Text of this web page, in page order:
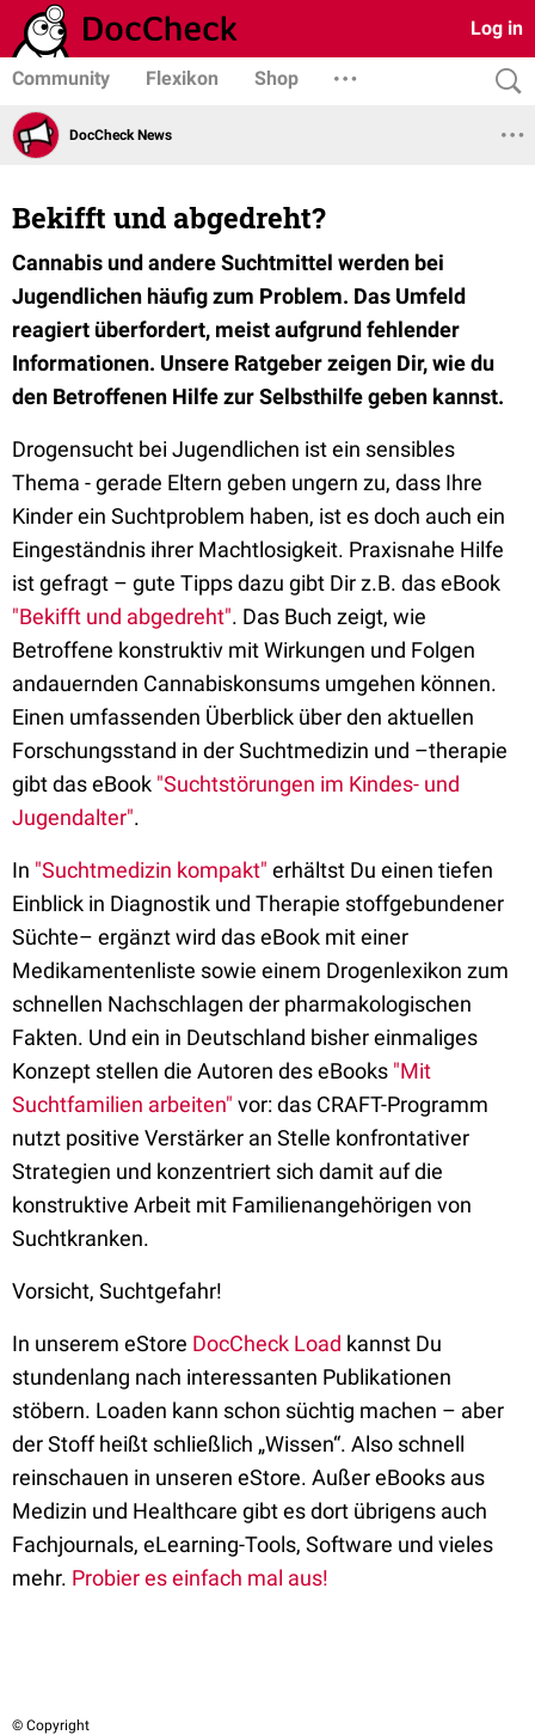
Log in
Community Flexikon Shop
DocCheck News
Bekifft und abgedreht?
Cannabis und andere Suchtmittel werden bei
Jugendlichen häufig zum Problem. Das Umfeld
reagiert überfordert, meist aufgrund fehlender
Informationen. Unsere Ratgeber zeigen Dir, wie du
den Betroffenen Hilfe zur Selbsthilfe geben kannst.
Drogensucht bei Jugendlichen ist ein sensibles
Thema - gerade Eltern geben ungern zu, dass Ihre
Kinder ein Suchtproblem haben, ist es doch auch ein
Eingeständnis ihrer Machtlosigkeit. Praxisnahe Hilfe
ist gefragt – gute Tipps dazu gibt Dir z.B. das eBook
"Bekifft und abgedreht". Das Buch zeigt, wie
Betroffene konstruktiv mit Wirkungen und Folgen
andauernden Cannabiskonsums umgehen können.
Einen umfassenden Überblick über den aktuellen
Forschungsstand in der Suchtmedizin und –therapie
gibt das eBook "Suchtstörungen im Kindes- und
Jugendalter".
In "Suchtmedizin kompakt" erhältst Du einen tiefen
Einblick in Diagnostik und Therapie stoffgebundener
Süchte– ergänzt wird das eBook mit einer
Medikamentenliste sowie einem Drogenlexikon zum
schnellen Nachschlagen der pharmakologischen
Fakten. Und ein in Deutschland bisher einmaliges
Konzept stellen die Autoren des eBooks "Mit
Suchtfamilien arbeiten" vor: das CRAFT-Programm
nutzt positive Verstärker an Stelle konfrontativer
Strategien und konzentriert sich damit auf die
konstruktive Arbeit mit Familienangehörigen von
Suchtkranken.
Vorsicht, Suchtgefahr!
In unserem eStore DocCheck Load kannst Du
stundenlang nach interessanten Publikationen
stöbern. Loaden kann schon süchtig machen – aber
der Stoff heißt schließlich „Wissen“. Also schnell
reinschauen in unseren eStore. Außer eBooks aus
Medizin und Healthcare gibt es dort übrigens auch
Fachjournals, eLearning-Tools, Software und vieles
mehr. Probier es einfach mal aus!
© Copyright